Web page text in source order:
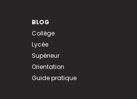
BLOG
Collège
Lycée
Supérieur
Orientation
Guide pratique